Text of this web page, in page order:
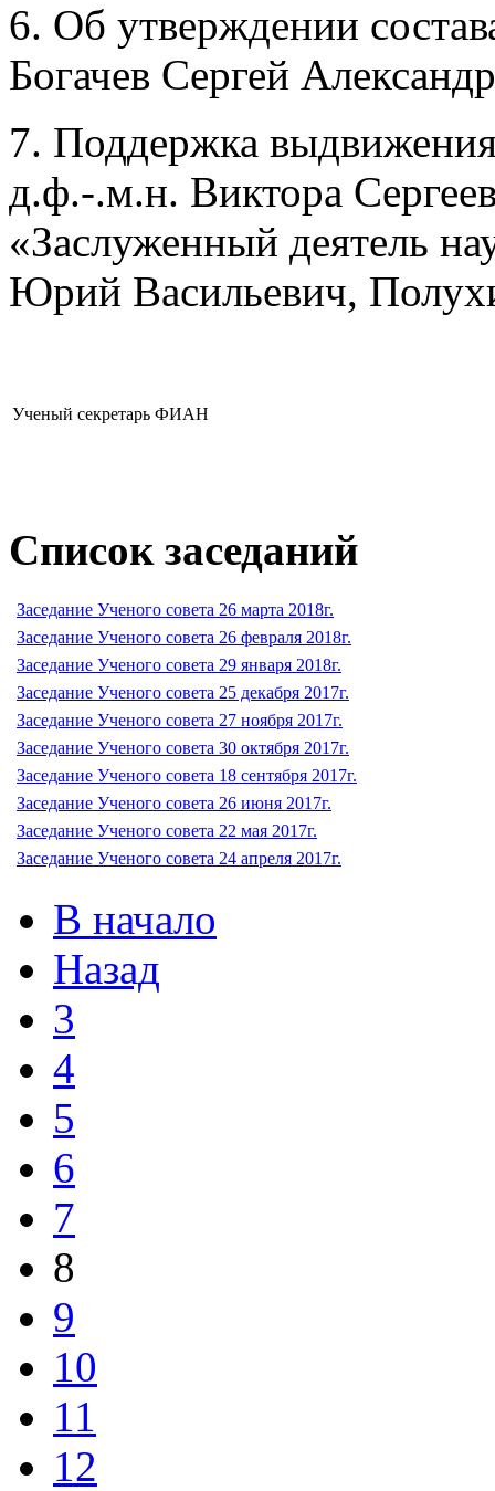
6. Об утверждении
Богачев Сергей
7. Поддержка
д.ф.-.м.н. Виктора
«Заслуженный деятель
Юрий Васильевич,
Ученый секретарь ФИАН
Список заседаний
Заседание Ученого совета 26 марта 2018г.
Заседание Ученого совета 26 февраля 2018г.
Заседание Ученого совета 29 января 2018г.
Заседание Ученого совета 25 декабря 2017г.
Заседание Ученого совета 27 ноября 2017г.
Заседание Ученого совета 30 октября 2017г.
Заседание Ученого совета 18 сентября 2017г.
Заседание Ученого совета 26 июня 2017г.
Заседание Ученого совета 22 мая 2017г.
Заседание Ученого совета 24 апреля 2017г.
В начало
Назад
3
4
5
6
7
8
9
10
11
12